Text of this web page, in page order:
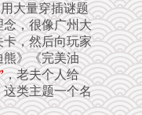
大量穿插谜题
，很像广州大
，然后向玩家
熊》《完美油
，老夫个人给
类主题一个名